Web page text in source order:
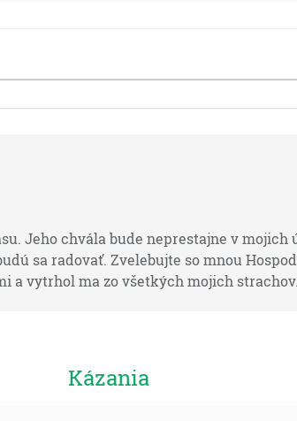
Jeho chvála bude neprestajne v mojich
sa radovať. Zvelebujte so mnou
a vytrhol ma zo všetkých mojich strachov.
Kázania